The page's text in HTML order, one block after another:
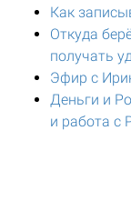
Как
Откуда
получать
Эфир с
Деньги и
и работа с